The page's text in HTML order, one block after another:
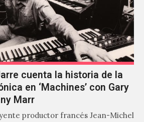
cuenta la historia de la
en ‘Machines’ con Gary
Marr
productor francés Jean-Michel